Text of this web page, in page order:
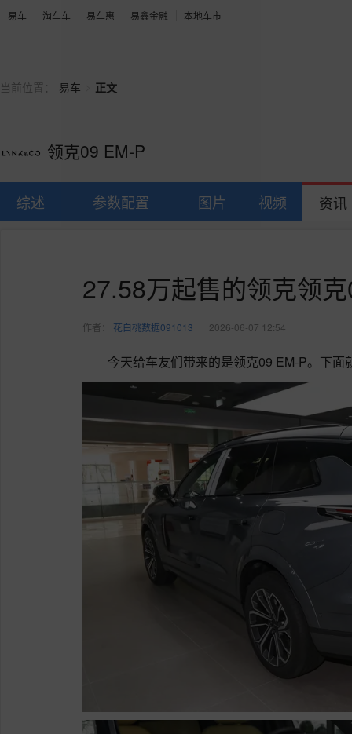
易车 淘车车 易车惠 易鑫金融 本地车市
当前位置： 易车 正文
领克09 EM-P
综述 参数配置 图片 视频 资讯
27.58万起售的领克领
作者： 花白桃数据091013 2026-06-07 12:54
今天给车友们带来的是领克09 EM-P。下